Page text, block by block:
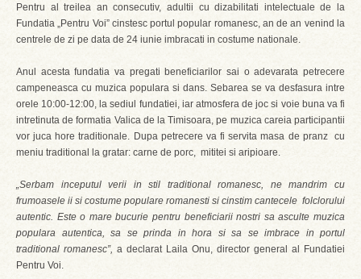
Pentru al treilea an consecutiv, adultii cu dizabilitati intelectuale de la
Fundatia „Pentru Voi” cinstesc portul popular romanesc, an de an venind la
centrele de zi pe data de 24 iunie imbracati in costume nationale.
Anul acesta fundatia va pregati beneficiarilor sai o adevarata petrecere
campeneasca cu muzica populara si dans. Sebarea se va desfasura intre
orele 10:00-12:00, la sediul fundatiei, iar atmosfera de joc si voie buna va fi
intretinuta de formatia Valica de la Timisoara, pe muzica careia participantii
vor juca hore traditionale. Dupa petrecere va fi servita masa de pranz cu
meniu traditional la gratar: carne de porc, mititei si aripioare.
„Serbam inceputul verii in stil traditional romanesc, ne mandrim cu
frumoasele ii si costume populare romanesti si cinstim cantecele folclorului
autentic. Este o mare bucurie pentru beneficiarii nostri sa asculte muzica
populara autentica, sa se prinda in hora si sa se imbrace in portul
traditional romanesc”, a declarat Laila Onu, director general al Fundatiei
Pentru Voi.